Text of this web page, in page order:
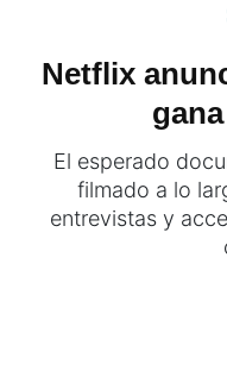
Netflix
El esperado
filmado a lo
entrevistas y